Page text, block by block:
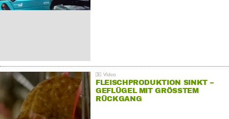
FLEISCHPRODUKTION SINKT –
GEFLÜGEL MIT GRÖSSTEM R
ÜCKGANG